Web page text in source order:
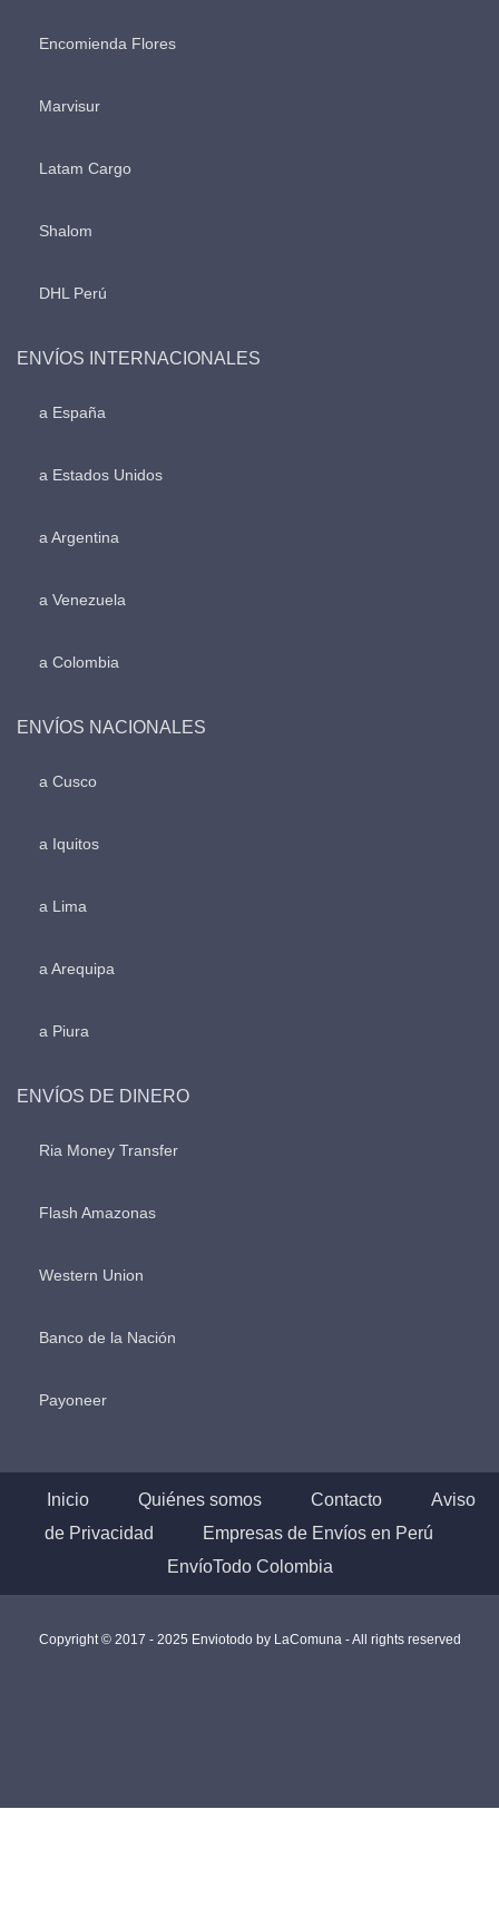
Encomienda Flores
Marvisur
Latam Cargo
Shalom
DHL Perú
ENVÍOS INTERNACIONALES
a España
a Estados Unidos
a Argentina
a Venezuela
a Colombia
ENVÍOS NACIONALES
a Cusco
a Iquitos
a Lima
a Arequipa
a Piura
ENVÍOS DE DINERO
Ria Money Transfer
Flash Amazonas
Western Union
Banco de la Nación
Payoneer
Inicio Quiénes somos Contacto
Aviso
de Privacidad
Empresas de Envíos en Perú
EnvíoTodo Colombia
Copyright © 2017 - 2025 Enviotodo by LaComuna- All rights reserved